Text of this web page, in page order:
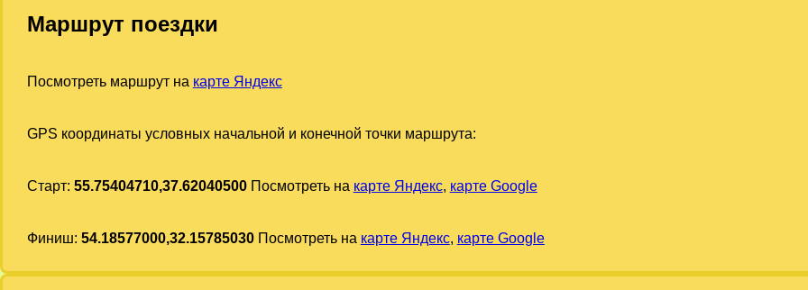
Маршрут поездки
Посмотреть маршрут на карте Яндекс
GPS координаты условных начальной и конечной точки маршрута:
Старт: 55.75404710,37.62040500Посмотреть на карте Яндекс, карте Google
Финиш: 54.18577000,32.15785030Посмотреть на карте Яндекс, карте Google